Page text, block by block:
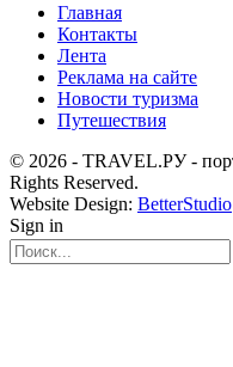
Главная
Контакты
Лента
Реклама на сайте
Новости туризма
Путешествия
© 2026 - TRAVEL.РУ -
Rights Reserved.
Website Design: BetterStudio
Sign in